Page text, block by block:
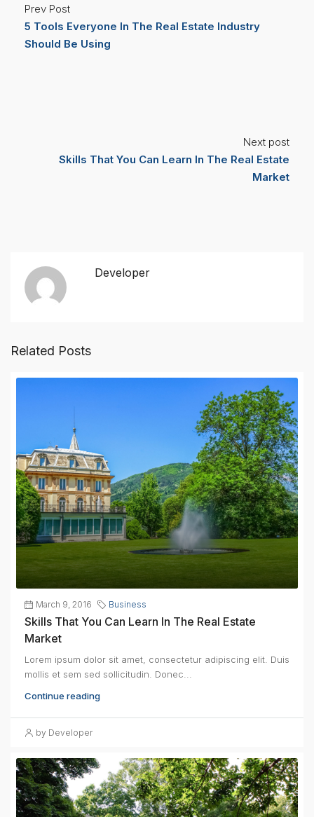
Prev Post
5 Tools Everyone In The Real Estate Industry
Should Be Using
Next post
Skills That You Can Learn In The Real Estate
Market
Developer
Related Posts
March 9, 2016 Business
Skills That You Can Learn In The Real Estate
Market
Lorem ipsum dolor sit amet, consectetur adipiscing elit. Duis
mollis et sem sed sollicitudin. Donec...
Continue reading
by Developer